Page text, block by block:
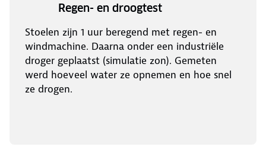
Regen- en droogtest
Stoelen zijn 1 uur beregend met regen- en
windmachine. Daarna onder een industriële
droger geplaatst (simulatie zon). Gemeten
werd hoeveel water ze opnemen en hoe snel
ze drogen.